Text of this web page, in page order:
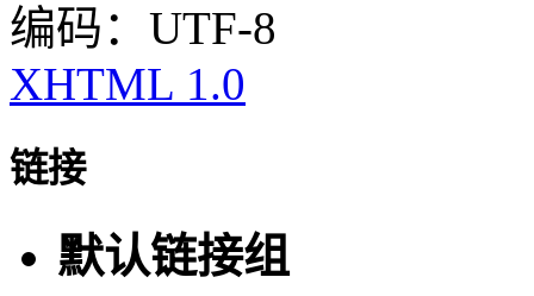
编码：UTF-8
XHTML 1.0
链接
默认链接组